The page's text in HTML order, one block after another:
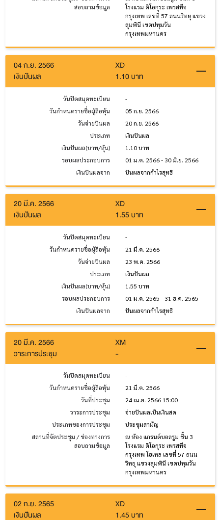
สอบถามข้อมูล
โรงแรม ดิโอกุระ เพรสทีจ
กรุงเทพ เลขที่ 57 ถนนวิทยุ แขวง
ลุมพินี เขตปทุมวัน
กรุงเทพมหานคร
04 ก.ย. 2566
XD
เงินปันผล
1.10 บาท
วันปิดสมุดทะเบียน
-
วันกำหนดรายชื่อผู้ถือหุ้น
05 ก.ย. 2566
วันจ่ายปันผล
20 ก.ย. 2566
ประเภท
เงินปันผล
เงินปันผล(บาท/หุ้น)
1.10 บาท
รอบผลประกอบการ
01 ม.ค. 2566 - 30 มิ.ย. 2566
เงินปันผลจาก
ปันผลจากกำไรสุทธิ
20 มี.ค. 2566
XD
เงินปันผล
1.55 บาท
วันปิดสมุดทะเบียน
-
วันกำหนดรายชื่อผู้ถือหุ้น
21 มี.ค. 2566
วันจ่ายปันผล
23 พ.ค. 2566
ประเภท
เงินปันผล
เงินปันผล(บาท/หุ้น)
1.55 บาท
รอบผลประกอบการ
01 ม.ค. 2565 - 31 ธ.ค. 2565
เงินปันผลจาก
ปันผลจากกำไรสุทธิ
20 มี.ค. 2566
XM
วาระการประชุม
-
วันปิดสมุดทะเบียน
-
วันกำหนดรายชื่อผู้ถือหุ้น
21 มี.ค. 2566
วันที่ประชุม
24 เม.ย. 2566 15:00
วาระการประชุม
จ่ายปันผลเป็นเงินสด
ประเภทของการประชุม
ประชุมสามัญ
สถานที่จัดประชุม / ช่องทางการ
สอบถามข้อมูล
ณ ห้อง แกรนด์บอลรูม ชั้น 3
โรงแรม ดิโอกุระ เพรสทีจ
กรุงเทพ โฮเทล เลขที่ 57 ถนน
วิทยุ แขวงลุมพินี เขตปทุมวัน
กรุงเทพมหานคร
02 ก.ย. 2565
XD
เงินปันผล
1.45 บาท